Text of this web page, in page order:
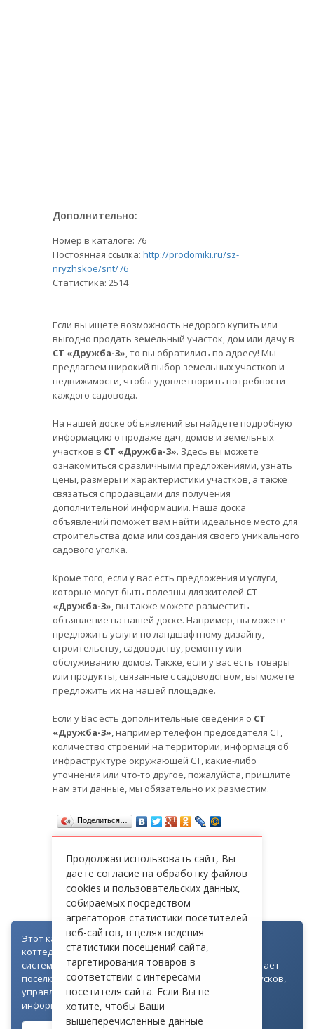
Дополнительно:
Номер в каталоге: 76
Постоянная ссылка: http://prodomiki.ru/sz-
nryzhskoe/snt/76
Статистика: 2514
Если вы ищете возможность недорого купить или
выгодно продать земельный участок, дом или дачу в
СТ «Дружба-3», то вы обратились по адресу! Мы
предлагаем широкий выбор земельных участков и
недвижимости, чтобы удовлетворить потребности
каждого садовода.
На нашей доске объявлений вы найдете подробную
информацию о продаже дач, домов и земельных
участков в СТ «Дружба-3». Здесь вы можете
ознакомиться с различными предложениями, узнать
цены, размеры и характеристики участков, а также
связаться с продавцами для получения
дополнительной информации. Наша доска
объявлений поможет вам найти идеальное место для
строительства дома или создания своего уникального
садового уголка.
Кроме того, если у вас есть предложения и услуги,
которые могут быть полезны для жителей СТ
«Дружба-3», вы также можете разместить
объявление на нашей доске. Например, вы можете
предложить услуги по ландшафтному дизайну,
строительству, садоводству, ремонту или
обслуживанию домов. Также, если у вас есть товары
или продукты, связанные с садоводством, вы можете
предложить их на нашей площадке.
Если у Вас есть дополнительные сведения о СТ
«Дружба-3», например телефон председателя СТ,
количество строений на территории, информаця об
инфраструктуре окружающей СТ, какие-либо
уточнения или что-то другое, пожалуйста, пришлите
нам эти данные, мы обязательно их разместим.
Поделиться…
СТ «ДРУЖБА-3»
Этот каталог создан как часть цифровой экосистемы
коттеджных посёлков: для всех объектов доступна
система контроля доступа через Telegram. Она помогает
посёлкам автоматизировать выдачу гостевых пропусков,
управлять доступом на территорию и оперативно
информировать жителей
Продолжая использовать сайт, Вы
даете согласие на обработку файлов
cookies и пользовательских данных,
собираемых посредством
агрегаторов статистики посетителей
веб-сайтов, в целях ведения
статистики посещений сайта,
таргетирования товаров в
соответствии с интересами
посетителя сайта. Если Вы не
хотите, чтобы Ваши
вышеперечисленные данные